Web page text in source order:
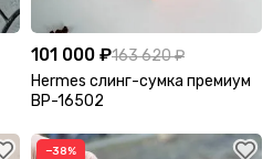
101 000 ₽163 620 ₽
Hermes слинг-сумка премиум
BP-16502
−38%